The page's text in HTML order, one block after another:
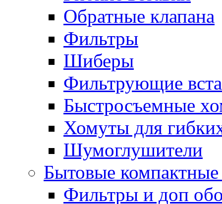
Обратные клапана
Фильтры
Шиберы
Фильтрующие
Быстросъемные
Хомуты для
Шумоглушители
Бытовые
Фильтры и доп